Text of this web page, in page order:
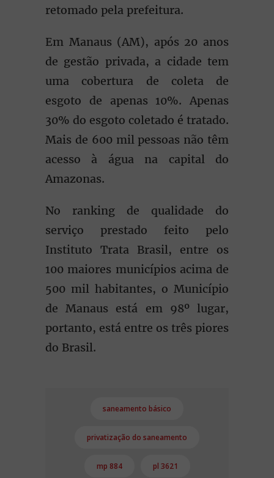
retomado pela prefeitura.
Em Manaus (AM), após 20 anos
de gestão privada, a cidade tem
uma cobertura de coleta de
esgoto de apenas 10%. Apenas
30% do esgoto coletado é tratado.
Mais de 600 mil pessoas não têm
acesso à água na capital do
Amazonas.
No ranking de qualidade do
serviço prestado feito pelo
Instituto Trata Brasil, entre os
100 maiores municípios acima de
500 mil habitantes, o Município
de Manaus está em 98º lugar,
portanto, está entre os três piores
do Brasil.
saneamento básico
privatização do saneamento
mp 884 pl 3621